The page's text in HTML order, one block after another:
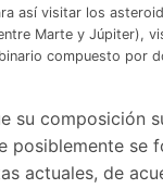
así visitar los
Marte y Júpiter),
compuesto por
composición
se
actuales, de